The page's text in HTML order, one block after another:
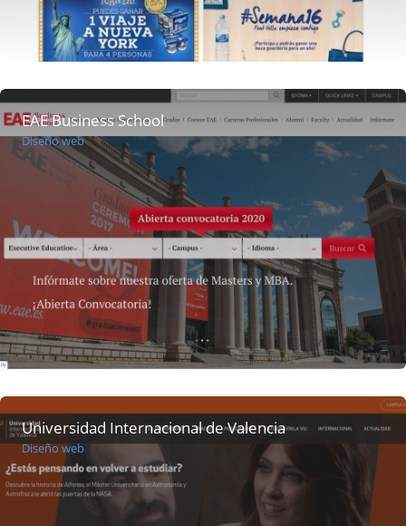
EAE Business School
Diseño web
Universidad Internacional de Valencia
Diseño web